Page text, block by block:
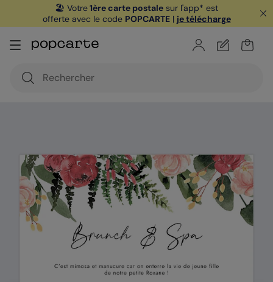
🏖️ Votre1ère carte postale sur l'app* est
offerte avec le code POPCARTE| je télécharge